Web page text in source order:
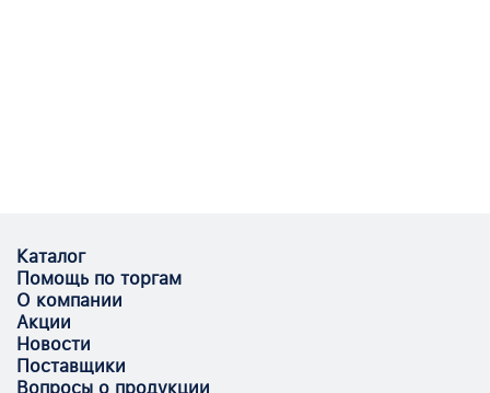
Каталог
Помощь по торгам
О компании
Акции
Новости
Поставщики
Вопросы о продукции